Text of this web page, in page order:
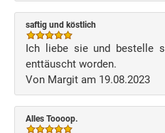
saftig und köstlich
Ich liebe sie und bestelle
enttäuscht worden.
Von Margit am 19.08.2023
Alles Toooop.